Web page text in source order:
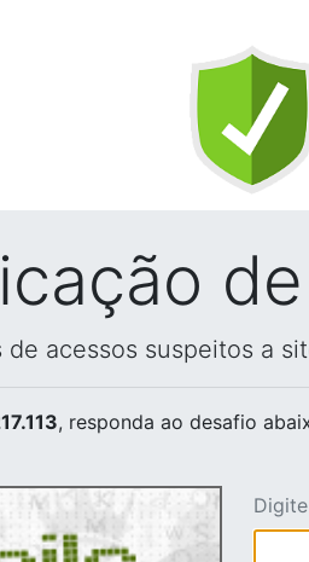
acessos suspeitos a
, responda ao desafio